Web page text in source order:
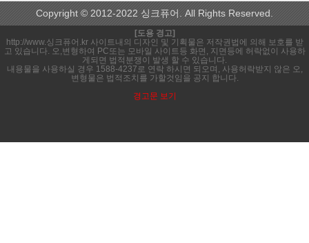
Copyright © 2012-2022 싱크퓨어. All Rights Reserved.
[도용 경고]
http://www.싱크퓨어.kr 사이트내의 디자인 및 기획물은 저작권법에 의해 보호를 받
고 있습니다. 오,변형하여 PC또는 모바일 사이트등 화면, 지면등에 허락없이 사용하
게되면 법적분쟁이 발생 할 수 있습니다.
내용물을 사용하실 경우 1588-4237로 연락 하시면 되오며, 사용허락받지 않은 오,
변형물은 법적조치를 가할것임을 공지 합니다.
경고문 보기